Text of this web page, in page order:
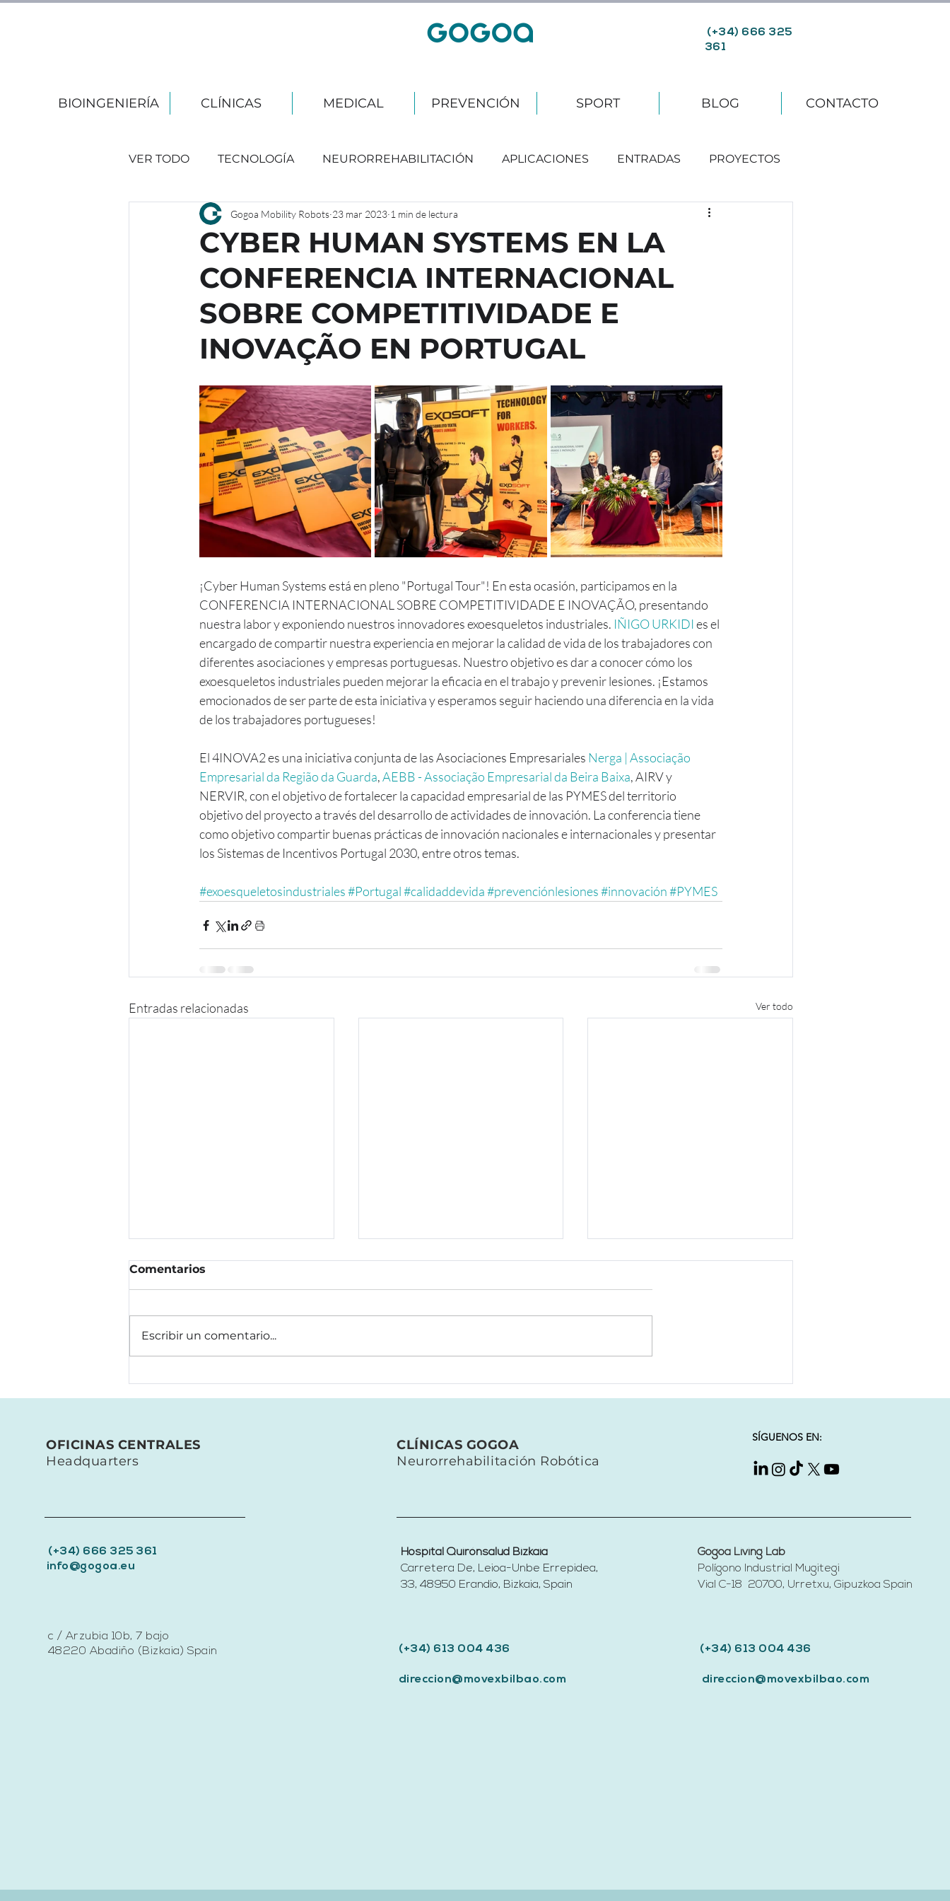
(+34) 666 325
361
BIOINGENIERÍA CLÍNICAS MEDICAL PREVENCIÓN SPORT BLOG CONTACTO
VER TODO TECNOLOGÍA NEURORREHABILITACIÓN APLICACIONES ENTRADAS PROYECTOS
EVENTOS
CYBER HUMAN SYSTEMS EN LA
CONFERENCIA INTERNACIONAL
SOBRE COMPETITIVIDADE E
INOVAÇÃO EN PORTUGAL
Gogoa Mobility Robots 23 mar 2023 1 min de lectura
¡Cyber Human Systems está en pleno "Portugal Tour"! En esta ocasión, participamos en la
CONFERENCIA INTERNACIONAL SOBRE COMPETITIVIDADE E INOVAÇÃO, presentando
nuestra labor y exponiendo nuestros innovadores exoesqueletos industriales. IÑIGO URKIDI es el
encargado de compartir nuestra experiencia en mejorar la calidad de vida de los trabajadores con
diferentes asociaciones y empresas portuguesas. Nuestro objetivo es dar a conocer cómo los
exoesqueletos industriales pueden mejorar la eficacia en el trabajo y prevenir lesiones. ¡Estamos
emocionados de ser parte de esta iniciativa y esperamos seguir haciendo una diferencia en la vida
de los trabajadores portugueses!
El 4INOVA2 es una iniciativa conjunta de las Asociaciones Empresariales Nerga | Associação
Empresarial da Região da Guarda, AEBB - Associação Empresarial da Beira Baixa, AIRV y
NERVIR, con el objetivo de fortalecer la capacidad empresarial de las PYMES del territorio
objetivo del proyecto a través del desarrollo de actividades de innovación. La conferencia tiene
como objetivo compartir buenas prácticas de innovación nacionales e internacionales y presentar
los Sistemas de Incentivos Portugal 2030, entre otros temas.
#exoesqueletosindustriales#Portugal#calidaddevida#prevenciónlesiones#innovación#PYMES
Entradas relacionadas Ver todo
transformar el cuidado
Comentarios
Escribir un comentario...
OFICINAS CENTRALES
Headquarters
(+34) 666 325 361
info@gogoa.eu
c / Arzubia 10b, 7 bajo
48220 Abadiño (Bizkaia) Spain
CLÍNICAS GOGOA
Neurorrehabilitación Robótica
SÍGUENOS EN:
Hospital Quirónsalud Bizkaia
Carretera De, Leioa-Unbe Errepidea,
33, 48950 Erandio, Bizkaia, Spain​
(+34) 613 004 436
direccion@movexbilbao.com
Gogoa Living Lab
Polígono Industrial Mugitegi
Vial C-18 20700, Urretxu, Gipuzkoa Spain​
(+34) 613 004 436
direccion@movexbilbao.com